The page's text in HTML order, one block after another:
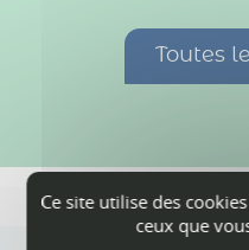
Toutes
Ce site utilise des
ceux que